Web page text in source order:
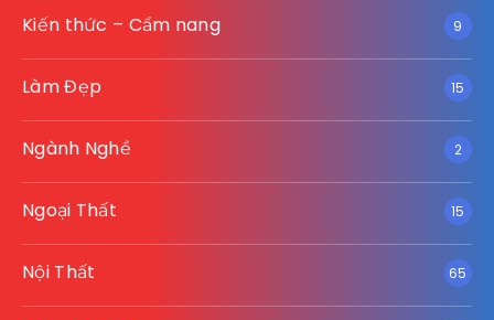
Kiến thức – Cẩm nang 9
Làm Đẹp 15
Ngành Nghề 2
Ngoại Thất 15
Nội Thất 65